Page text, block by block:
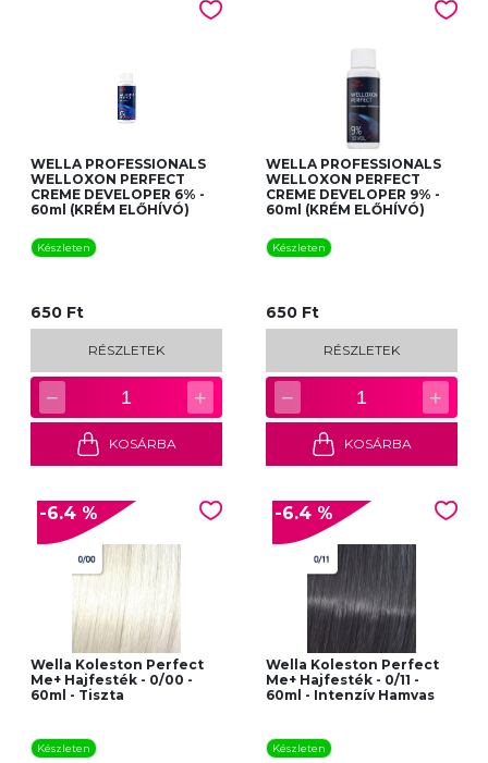
WELLA PROFESSIONALS
WELLOXON PERFECT
CREME DEVELOPER 6% -
60ml (KRÉM ELŐHÍVÓ)
Készleten
650 Ft
RÉSZLETEK
− 1 +
KOSÁRBA
WELLA PROFESSIONALS
WELLOXON PERFECT
CREME DEVELOPER 9% -
60ml (KRÉM ELŐHÍVÓ)
Készleten
650 Ft
RÉSZLETEK
− 1 +
KOSÁRBA
-6.4 %
Wella Koleston Perfect
Me+ Hajfesték - 0/00 -
60ml - Tiszta
Készleten
-6.4 %
Wella Koleston Perfect
Me+ Hajfesték - 0/11 -
60ml - Intenzív Hamvas
Készleten